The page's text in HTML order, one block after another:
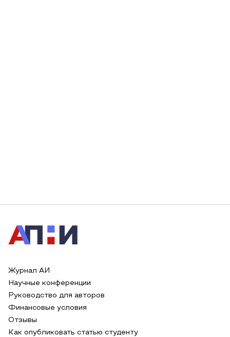
Журнал АИ
Научные конференции
Руководство для авторов
Финансовые условия
Отзывы
Как опубликовать статью студенту